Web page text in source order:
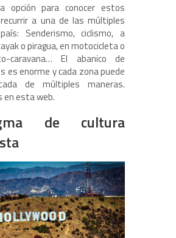
opción para conocer estos
a una de las múltiples
Senderismo, ciclismo, a
o piragua, en motocicleta o
caravana… El abanico de
es enorme y cada zona puede
de múltiples maneras.
en esta web.
de cultura